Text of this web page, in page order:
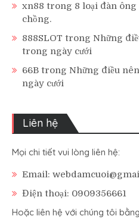
xn88 trong 8 loại đàn
chồng.
888SLOT trong Những
trong ngày cưới
66B trong Những điều
ngày cưới
Liên hệ
Mọi chi tiết vui lòng liên hệ:
Email:
Điện thoại: 0909356661
Hoặc liên hệ với chúng tôi